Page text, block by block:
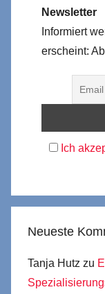
Newsletter
Informiert
erscheint:
Ich
Neueste
Tanja Hutz zu